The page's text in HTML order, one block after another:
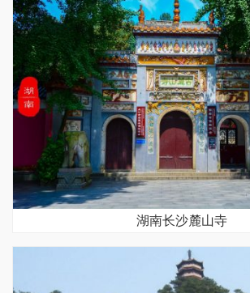
湖南长沙麓山寺